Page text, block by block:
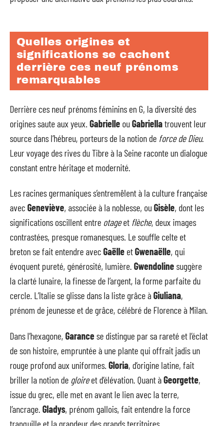
Quelles origines et
significations se cachent
derrière ces neuf prénoms
remarquables
Derrière ces neuf prénoms féminins en G, la diversité des
origines saute aux yeux. Gabrielle ouGabriellatrouvent leur
source dans l’hébreu, porteurs de la notion de force de Dieu.
Leur voyage des rives du Tibre à la Seine raconte un dialogue
constant entre héritage et modernité.
Les racines germaniques s’entremêlent à la culture française
avecGeneviève, associée à la noblesse, ouGisèle, dont les
significations oscillent entre otageet flèche, deux images
contrastées, presque romanesques. Le souffle celte et
breton se fait entendre avecGaëlle etGwenaëlle, qui
évoquent pureté, générosité, lumière. Gwendolinesuggère
la clarté lunaire, la finesse de l’argent, la forme parfaite du
cercle. L’Italie se glisse dans la liste grâce àGiuliana,
prénom de jeunesse et de grâce, célébré de Florence à Milan.
Dans l’hexagone, Garancese distingue par sa rareté et l’éclat
de son histoire, empruntée à une plante qui offrait jadis un
rouge profond aux uniformes. Gloria, d’origine latine, fait
briller la notion de gloireet d’élévation. Quant àGeorgette,
issue du grec, elle met en avant le lien avec la terre,
l’ancrage. Gladys, prénom gallois, fait entendre la force
tranquille et la grandeur des grands territoires.